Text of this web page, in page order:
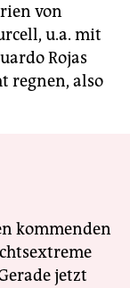
von
u.a. mit
Rojas
regnen, also
kommenden
jetzt